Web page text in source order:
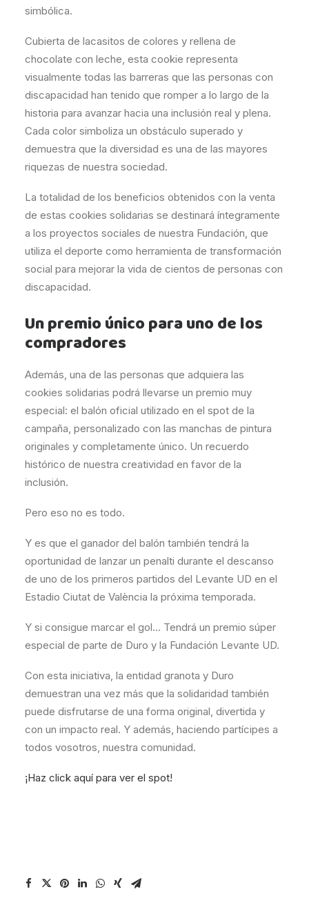
simbólica.
Cubierta de lacasitos de colores y rellena de
chocolate con leche, esta cookie representa
visualmente todas las barreras que las personas con
discapacidad han tenido que romper a lo largo de la
historia para avanzar hacia una inclusión real y plena.
Cada color simboliza un obstáculo superado y
demuestra que la diversidad es una de las mayores
riquezas de nuestra sociedad.
La totalidad de los beneficios obtenidos con la venta
de estas cookies solidarias se destinará íntegramente
a los proyectos sociales de nuestra Fundación, que
utiliza el deporte como herramienta de transformación
social para mejorar la vida de cientos de personas con
discapacidad.
Un premio único para uno de los
compradores
Además, una de las personas que adquiera las
cookies solidarias podrá llevarse un premio muy
especial: el balón oficial utilizado en el spot de la
campaña, personalizado con las manchas de pintura
originales y completamente único. Un recuerdo
histórico de nuestra creatividad en favor de la
inclusión.
Pero eso no es todo.
Y es que el ganador del balón también tendrá la
oportunidad de lanzar un penalti durante el descanso
de uno de los primeros partidos del Levante UD en el
Estadio Ciutat de València la próxima temporada.
Y si consigue marcar el gol… Tendrá un premio súper
especial de parte de Duro y la Fundación Levante UD.
Con esta iniciativa, la entidad granota y Duro
demuestran una vez más que la solidaridad también
puede disfrutarse de una forma original, divertida y
con un impacto real. Y además, haciendo partícipes a
todos vosotros, nuestra comunidad.
¡Haz click aquí para ver el spot!